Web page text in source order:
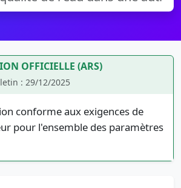
OFFICIELLE (ARS)
: 29/12/2025
conforme aux exigences de
pour l'ensemble des paramètres